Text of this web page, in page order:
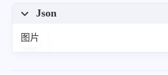
Json
图片